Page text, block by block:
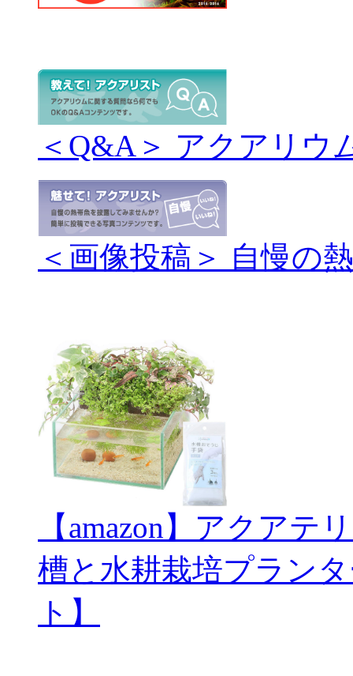
＜Q&A＞ アクアリウ
＜画像投稿＞ 自慢の
【amazon】アクアテ
槽と水耕栽培プラン
ト】